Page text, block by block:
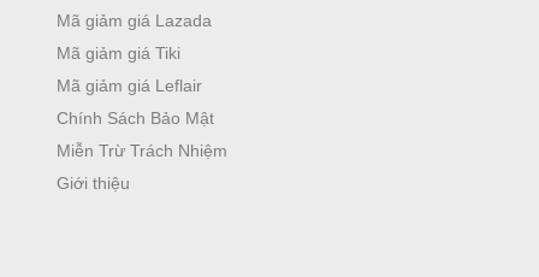
Mã giảm giá Lazada
Mã giảm giá Tiki
Mã giảm giá Leflair
Chính Sách Bảo Mật
Miễn Trừ Trách Nhiệm
Giới thiệu